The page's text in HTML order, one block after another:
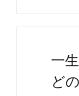
一
ど